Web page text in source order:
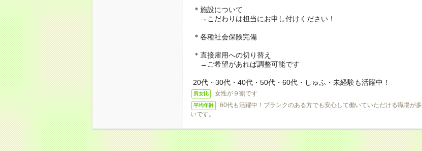
＊施設について
→こだわりは担当にお申し付けください！
＊各種社会保険完備
＊直接雇用への切り替え
→ご希望があれば調整可能です
20代・30代・40代・50代・60代・しゅふ・未経験も活躍中！
男女比 女性が９割です
平均年齢
60代も活躍中！ブランクのある方でも安心して働いていただける職場が多
いです。